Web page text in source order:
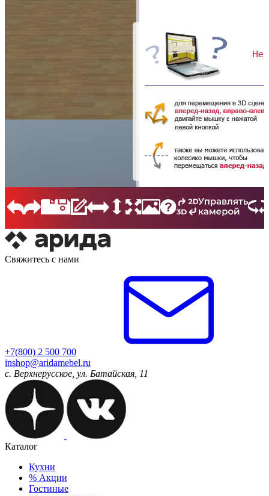
Свяжитесь с нами
+7(800) 2 500 700
inshop@aridamebel.ru
с. Верхнерусское, ул. Батайская, 11
Каталог
Кухни
% Акции
Гостиные